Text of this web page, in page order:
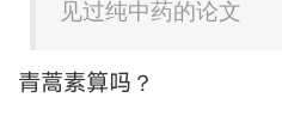
见过纯中药的论文
青蒿素算吗？